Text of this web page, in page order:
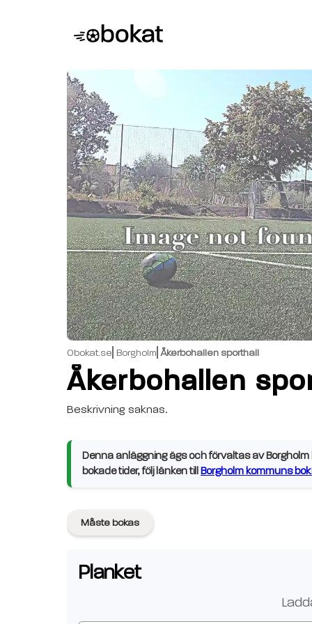
Obokat.se Borgholm Åkerbohallen sporthall
Åkerbohallen
Beskrivning saknas.
Denna anläggning ägs och förvaltas av
bokade tider, följ länken till Borgholm kommuns
Måste bokas
Planket